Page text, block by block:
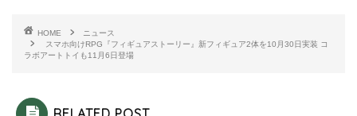
HOME
ニュース
スマホ向けRPG『フィギュアストーリー』新フィギュア2体を10月30日実装 コ
ラボアートトイも11月6日登場